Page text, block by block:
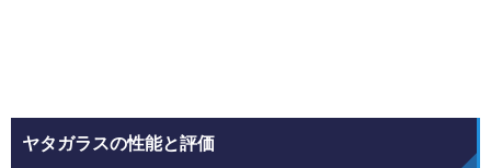
ヤタガラスの性能と評価